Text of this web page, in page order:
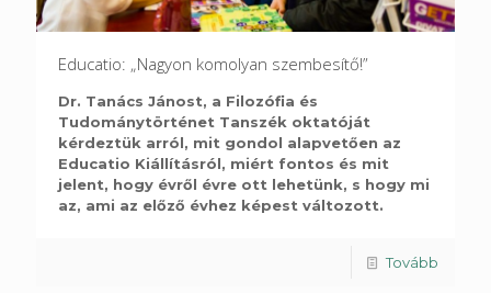
Educatio: „Nagyon komolyan szembesítő!”
Dr. Tanács Jánost, a Filozófia és
Tudománytörténet Tanszék oktatóját
kérdeztük arról, mit gondol alapvetően az
Educatio Kiállításról, miért fontos és mit
jelent, hogy évről évre ott lehetünk, s hogy mi
az, ami az előző évhez képest változott.
Tovább